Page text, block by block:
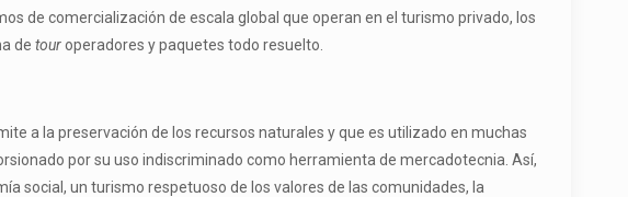
de comercialización de escala global que operan en el turismo privado, los
detouroperadores y paquetes todo resuelto.
a la preservación de los recursos naturales y que es utilizado en muchas
por su uso indiscriminado como herramienta de mercadotecnia. Así,
social, un turismo respetuoso de los valores de las comunidades, la